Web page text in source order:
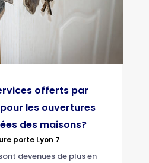
offerts par
les ouvertures
des maisons?
porte Lyon 7
devenues de plus en